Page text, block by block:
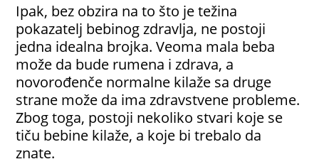
Ipak, bez obzira na to što je težina
pokazatelj bebinog zdravlja, ne postoji
jedna idealna brojka. Veoma mala beba
može da bude rumena i zdrava, a
novorođenče normalne kilaže sa druge
strane može da ima zdravstvene probleme.
Zbog toga, postoji nekoliko stvari koje se
tiču bebine kilaže, a koje bi trebalo da
znate.